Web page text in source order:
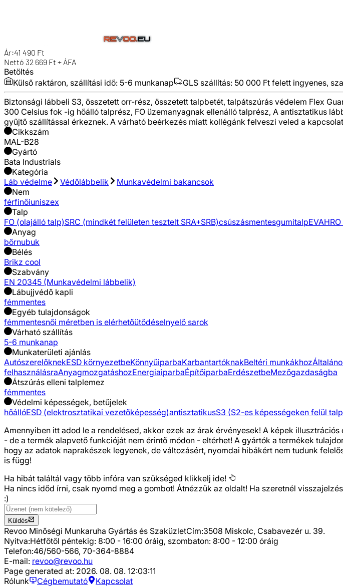
Ár:41 490 Ft
Nettó 32 669 Ft + ÁFA
Betöltés
Külső raktáron, szállítási idő: 5-6 munkanap GLS szállítás: 50 000 Ft felett ingyenes,
Biztonsági lábbeli S3, összetett orr-rész, összetett talpbetét, talpátszúrás védelem Flex
300 Celsius fok -ig hőálló talprész, FO üzemanyagnak ellenálló talprész, A antisztatikus
gyűjtő szállítással érkeznek. A várható beérkezés miatt kollégánk felveszi veled a
Cikkszám
MAL-B28
Gyártó
Bata Industrials
Kategória
Láb védelme
Védőlábbelik
Munkavédelmi bakancsok
Nem
férfinőiuniszex
Talp
FO (olajálló talp)SRC (mindkét felületen tesztelt SRA+SRB)csúszásmentesgumitalpEVA
Anyag
bőrnubuk
Bélés
Brikz cool
Szabvány
EN 20345 (Munkavédelmi lábbelik)
Lábujjvédő kapli
fémmentes
Egyéb tulajdonságok
fémmentesnői méretben is elérhetőütődéselnyelő sarok
Várható szállítás
5-6 munkanap
Munkaterületi ajánlás
AutószerelőknekESD környezetbeKönnyűiparbaKarbantartóknakBeltéri munkákhoz
felhasználásraAnyagmozgatáshozEnergiaiparbaÉpítőiparbaErdészetbeMezőgazdaságba
Átszúrás elleni talplemez
fémmentes
Védelmi képességek, betűjelek
hőállóESD (elektrosztatikai vezetőképesség)antisztatikusS3 (S2-es képességeken felül
Amennyiben itt adod le a rendelésed, akkor ezek az árak érvényesek! A képek
- de a termék alapvető funkcióját nem érintő módon - eltérhet! A gyártók a termékek
hogy az adatok naprakészek legyenek, de változásért, nyomdai hibákért nem tudunk
is függ!
Ha hibát találtál vagy több infóra van szükséged klikkelj ide!
Ha nincs időd írni, csak nyomd meg a gombot! Átnézzük az oldalt! Ha szeretnél
:)
Küldés
Revoo Minőségi Munkaruha Gyártás és SzaküzletCím:3508 Miskolc, Csabavezér u. 39.
Nyitva:Hétfőtől péntekig: 8:00 - 16:00 óráig, szombaton: 8:00 - 12:00 óráig
Telefon:46/560-566, 70-364-8884
E-mail: revoo@revoo.hu
Page generated at: 2026. 08. 08. 12:03:11
Rólunk
Cégbemutató
Kapcsolat